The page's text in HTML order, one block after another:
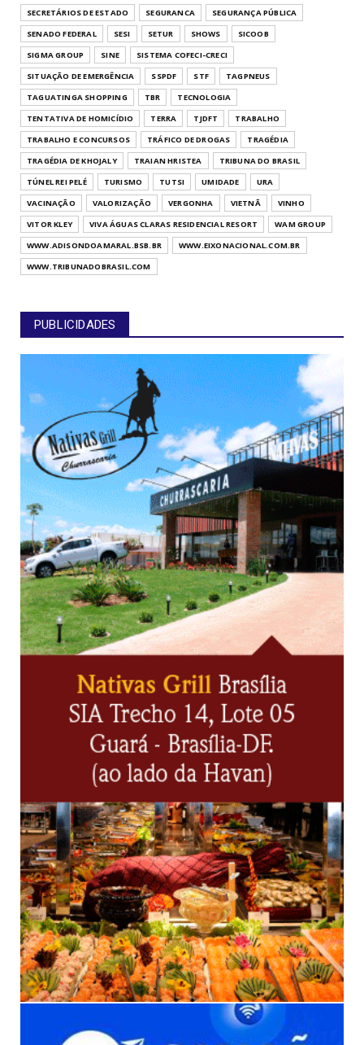
SECRETÁRIOS DE ESTADO SEGURANCA
SEGURANÇA PÚBLICA
SENADO FEDERAL
SESI SETUR SHOWS
SICOOB
SIGMA GROUP
SINE
SISTEMA COFECI-CRECI
SITUAÇÃO DE EMERGÊNCIA
SSPDF STF
TAGPNEUS
TAGUATINGA SHOPPING
TBR
TECNOLOGIA
TENTATIVA DE HOMICÍDIO
TERRA TJDFT
TRABALHO
TRABALHO E CONCURSOS
TRÁFICO DE DROGAS
TRAGÉDIA
TRAGÉDIA DE KHOJALY
TRAIAN HRISTEA
TRIBUNA DO BRASIL
TÚNEL REI PELÉ
TURISMO TUTSI UMIDADE
URA
VACINAÇÃO
VALORIZAÇÃO VERGONHA VIETNÃ
VINHO
VITOR KLEY
VIVA ÁGUAS CLARAS RESIDENCIAL RESORT
WAM GROUP
WWW.ADISONDOAMARAL.BSB.BR
WWW.EIXONACIONAL.COM.BR
WWW.TRIBUNADOBRASIL.COM
PUBLICIDADES